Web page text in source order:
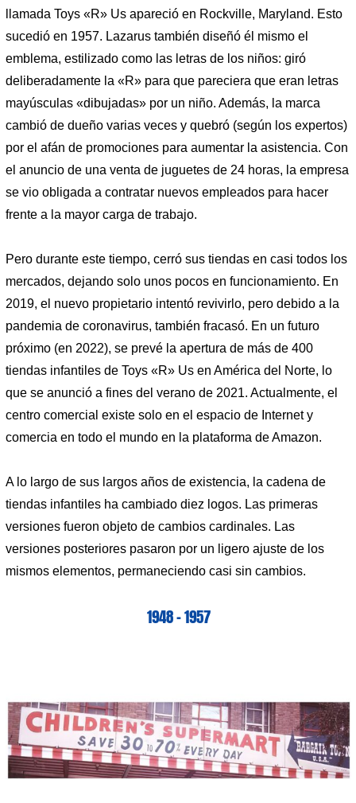
llamada Toys «R» Us apareció en Rockville, Maryland. Esto
sucedió en 1957. Lazarus también diseñó él mismo el
emblema, estilizado como las letras de los niños: giró
deliberadamente la «R» para que pareciera que eran letras
mayúsculas «dibujadas» por un niño. Además, la marca
cambió de dueño varias veces y quebró (según los expertos)
por el afán de promociones para aumentar la asistencia. Con
el anuncio de una venta de juguetes de 24 horas, la empresa
se vio obligada a contratar nuevos empleados para hacer
frente a la mayor carga de trabajo.
Pero durante este tiempo, cerró sus tiendas en casi todos los
mercados, dejando solo unos pocos en funcionamiento. En
2019, el nuevo propietario intentó revivirlo, pero debido a la
pandemia de coronavirus, también fracasó. En un futuro
próximo (en 2022), se prevé la apertura de más de 400
tiendas infantiles de Toys «R» Us en América del Norte, lo
que se anunció a fines del verano de 2021. Actualmente, el
centro comercial existe solo en el espacio de Internet y
comercia en todo el mundo en la plataforma de Amazon.
A lo largo de sus largos años de existencia, la cadena de
tiendas infantiles ha cambiado diez logos. Las primeras
versiones fueron objeto de cambios cardinales. Las
versiones posteriores pasaron por un ligero ajuste de los
mismos elementos, permaneciendo casi sin cambios.
1948 – 1957